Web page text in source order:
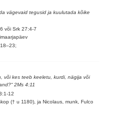
vägevaid tegusid ja kuulutada kõike
või Srk 27:4-7
või kes teeb keeletu, kurdi, nägija või
2Ms 4:11
12
(† u 1180), ja Nicolaus, munk, Fulco